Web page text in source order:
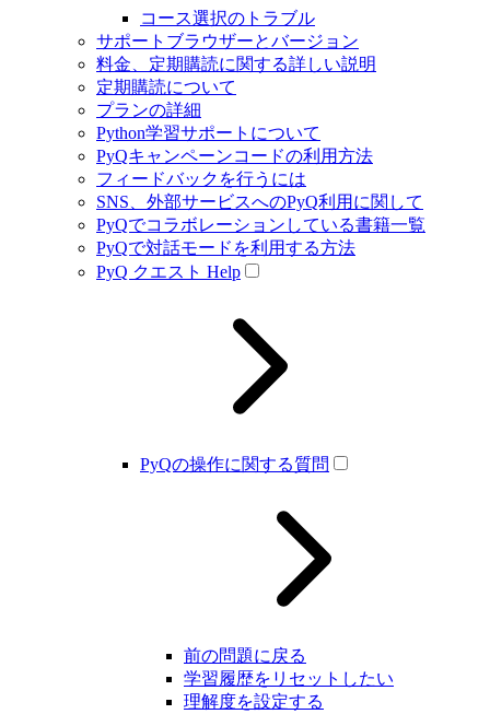
コース選択のトラブル
サポートブラウザーとバージョン
料金、定期購読に関する詳しい説明
定期購読について
プランの詳細
Python学習サポートについて
PyQキャンペーンコードの利用方法
フィードバックを行うには
SNS、外部サービスへのPyQ利用に関して
PyQでコラボレーションしている書籍一覧
PyQで対話モードを利用する方法
PyQ クエスト Help
PyQの操作に関する質問
前の問題に戻る
学習履歴をリセットしたい
理解度を設定する